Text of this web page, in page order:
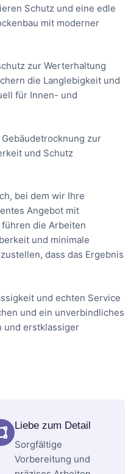
Schutz und eine edle
mit moderner
zur Werterhaltung
die Langlebigkeit und
für Innen- und
zur
und Schutz
bei dem wir Ihre
Angebot mit
die Arbeiten
und minimale
dass das Ergebnis
und echten Service
und ein unverbindliches
und erstklassiger
Liebe zum Detail
Sorgfältige
Vorbereitung und